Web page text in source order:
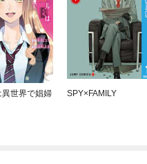
世界で娼婦
SPY×FAMILY